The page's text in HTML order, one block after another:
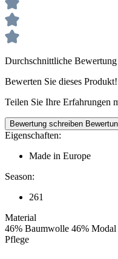
Durchschnittliche
Bewerten Sie dieses Produkt!
Teilen Sie Ihre Erfahrungen
Bewertung schreiben
Eigenschaften:
Made in Europe
Season:
261
Material
46% Baumwolle 46% Modal
Pflege